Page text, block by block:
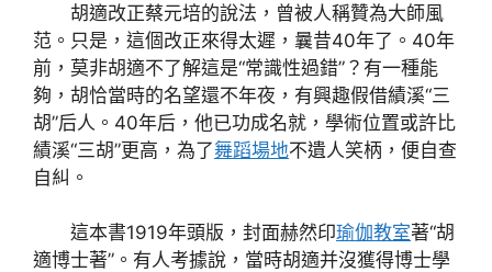
胡適改正蔡元培的說法，曾被人稱贊為大師風
范。只是，這個改正來得太遲，曩昔40年了。40年
前，莫非胡適不了解這是“常識性過錯”？有一種能
夠，胡恰當時的名望還不年夜，有興趣假借績溪“三
胡”后人。40年后，他已功成名就，學術位置或許比
績溪“三胡”更高，為了舞蹈場地不遺人笑柄，便自查
自糾。
這本書1919年頭版，封面赫然印瑜伽教室著“胡
適博士著”。有人考據說，當時胡適并沒獲得博士學